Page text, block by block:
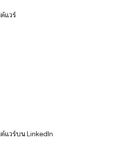
แวร์
วร์บน LinkedIn